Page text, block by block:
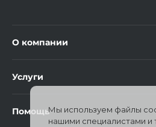
О компании
Услуги
ПомощьМы используем файлы
нашими специалистами и